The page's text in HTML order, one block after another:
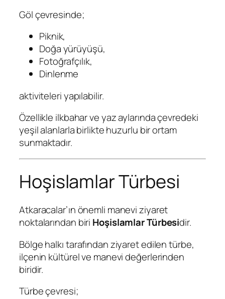
Göl çevresinde;
Piknik,
Doğa yürüyüşü,
Fotoğrafçılık,
Dinlenme
aktiviteleri yapılabilir.
Özellikle ilkbahar ve yaz aylarında çevredeki
yeşil alanlarla birlikte huzurlu bir ortam
sunmaktadır.
Hoşislamlar Türbesi
Atkaracalar’ın önemli manevi ziyaret
noktalarından biri Hoşislamlar Türbesidir.
Bölge halkı tarafından ziyaret edilen türbe,
ilçenin kültürel ve manevi değerlerinden
biridir.
Türbe çevresi;